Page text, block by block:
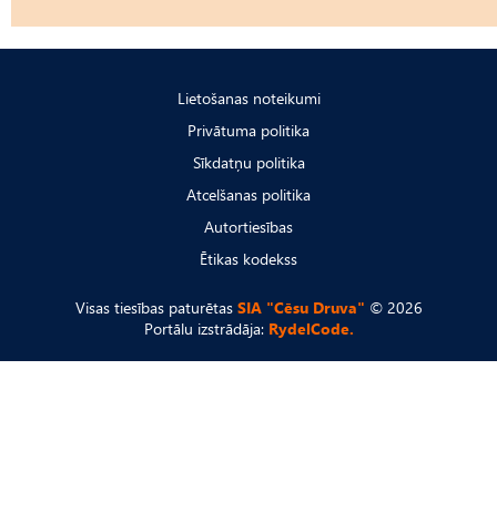
Lietošanas noteikumi
Privātuma politika
Sīkdatņu politika
Atcelšanas politika
Autortiesības
Ētikas kodekss
Visas tiesības paturētas SIA "Cēsu Druva" © 2026
Portālu izstrādāja: RydelCode.